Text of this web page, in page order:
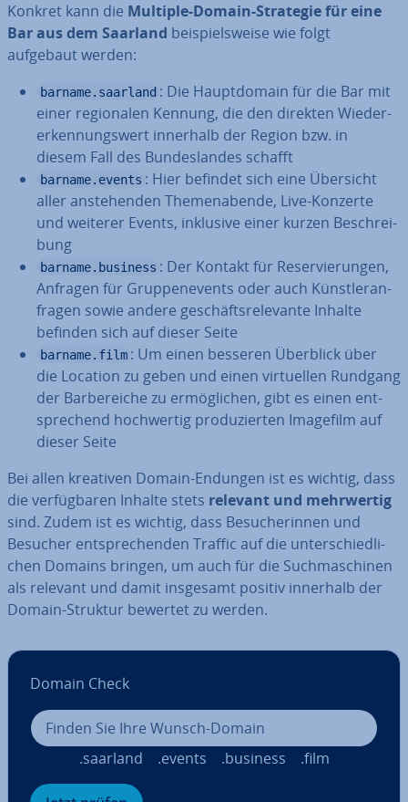
Konkret kann die Multiple-Domain-Strategie für eine
Bar aus dem Saarland bei­spiels­wei­se wie folgt
aufgebaut werden:
barname.saarland : Die Haupt­do­main für die Bar mit
einer re­gio­na­len Kennung, die den direkten Wie­der­
erken­nungs­wert innerhalb der Region bzw. in
diesem Fall des Bun­des­lan­des schafft
barname.events : Hier befindet sich eine Übersicht
aller an­ste­hen­den The­men­aben­de, Live-Konzerte
und weiterer Events, inklusive einer kurzen Be­schrei­
bung
barname.business : Der Kontakt für Re­ser­vie­run­gen,
Anfragen für Grup­pen­events oder auch Künst­ler­an­
fra­gen sowie andere ge­schäfts­re­le­van­te Inhalte
befinden sich auf dieser Seite
barname.film : Um einen besseren Überblick über
die Location zu geben und einen vir­tu­el­len Rundgang
der Bar­be­rei­che zu er­mög­li­chen, gibt es einen ent­
spre­chend hoch­wer­tig pro­du­zier­ten Imagefilm auf
dieser Seite
Bei allen kreativen Domain-Endungen ist es wichtig, dass
die ver­füg­ba­ren Inhalte stets relevant und mehr­wer­tig
sind. Zudem ist es wichtig, dass Be­su­che­rin­nen und
Besucher ent­spre­chen­den Traffic auf die un­ter­schied­li­
chen Domains bringen, um auch für die Such­ma­schi­nen
als relevant und damit insgesamt positiv innerhalb der
Domain-Struktur bewertet zu werden.
Domain Check
.saarland .events .business .film